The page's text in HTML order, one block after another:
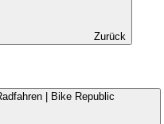
Zurück
| Bike Republic